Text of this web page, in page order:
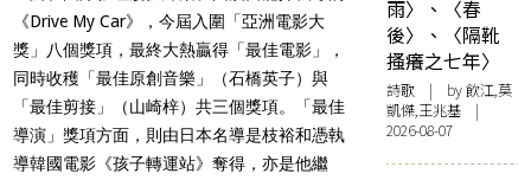
《Drive My Car》，今屆入圍「亞洲電影大
獎」八個獎項，最終大熱贏得「最佳電影」，
同時收穫「最佳原創音樂」（石橋英子）與
「最佳剪接」（山崎梓）共三個獎項。「最佳
導演」獎項方面，則由日本名導是枝裕和憑執
導韓國電影《孩子轉運站》奪得，亦是他繼
雨〉、〈春
後〉、〈隔靴
搔癢之七年〉
詩歌 | by 飲江,莫
凱傑,王兆基 |
2026-08-07